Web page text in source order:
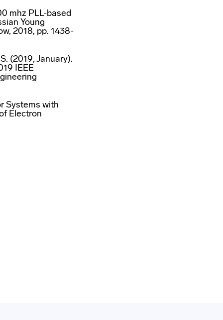
mhz PLL-based
Young
2018, pp. 1438-
(2019, January).
IEEE
Systems with
Electron